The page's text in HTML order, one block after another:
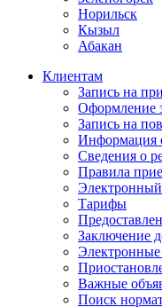
Норильск
Кызыл
Абакан
Клиентам
Запись на
Оформление
Запись на
Информация
Сведения о
Правила
Тарифы
Заключение
Важные
Поиск